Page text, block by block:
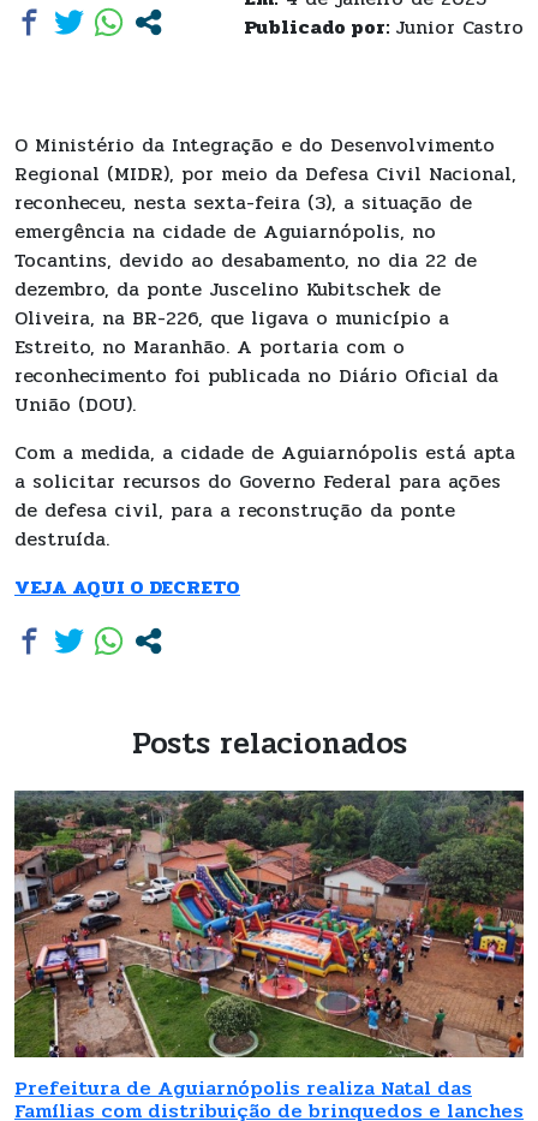
Publicado por: Junior Castro
O Ministério da Integração e do Desenvolvimento
Regional (MIDR), por meio da Defesa Civil Nacional,
reconheceu, nesta sexta-feira (3), a situação de
emergência na cidade de Aguiarnópolis, no
Tocantins, devido ao desabamento, no dia 22 de
dezembro, da ponte Juscelino Kubitschek de
Oliveira, na BR-226, que ligava o município a
Estreito, no Maranhão. A portaria com o
reconhecimento foi publicada no Diário Oficial da
União (DOU).
Com a medida, a cidade de Aguiarnópolis está apta
a solicitar recursos do Governo Federal para ações
de defesa civil, para a reconstrução da ponte
destruída.
VEJA AQUI O DECRETO
Posts relacionados
Prefeitura de Aguiarnópolis realiza Natal das
Famílias com distribuição de brinquedos e lanches